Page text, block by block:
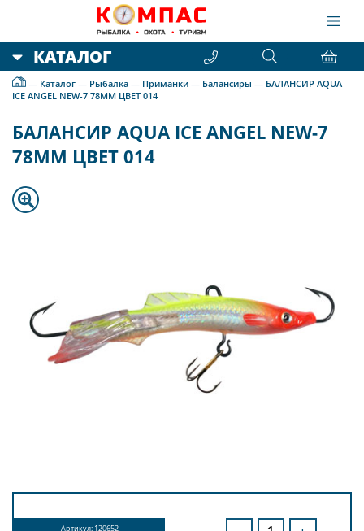
КАТАЛОГ
— Каталог — Рыбалка — Приманки — Балансиры — БАЛАНСИР AQUA
ICE ANGEL NEW-7 78MM ЦВЕТ 014
БАЛАНСИР AQUA ICE ANGEL NEW-7
78MM ЦВЕТ 014
Артикул: 120652